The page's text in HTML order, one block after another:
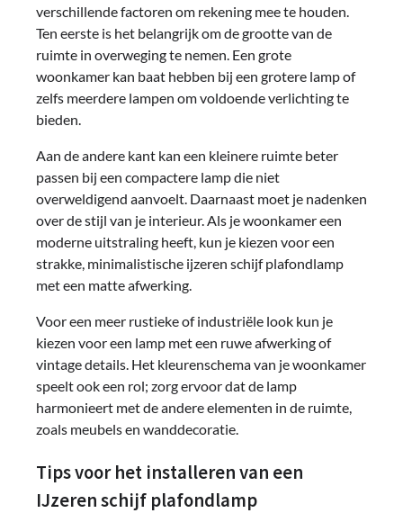
verschillende factoren om rekening mee te houden.
Ten eerste is het belangrijk om de grootte van de
ruimte in overweging te nemen. Een grote
woonkamer kan baat hebben bij een grotere lamp of
zelfs meerdere lampen om voldoende verlichting te
bieden.
Aan de andere kant kan een kleinere ruimte beter
passen bij een compactere lamp die niet
overweldigend aanvoelt. Daarnaast moet je nadenken
over de stijl van je interieur. Als je woonkamer een
moderne uitstraling heeft, kun je kiezen voor een
strakke, minimalistische ijzeren schijf plafondlamp
met een matte afwerking.
Voor een meer rustieke of industriële look kun je
kiezen voor een lamp met een ruwe afwerking of
vintage details. Het kleurenschema van je woonkamer
speelt ook een rol; zorg ervoor dat de lamp
harmonieert met de andere elementen in de ruimte,
zoals meubels en wanddecoratie.
Tips voor het installeren van een
IJzeren schijf plafondlamp